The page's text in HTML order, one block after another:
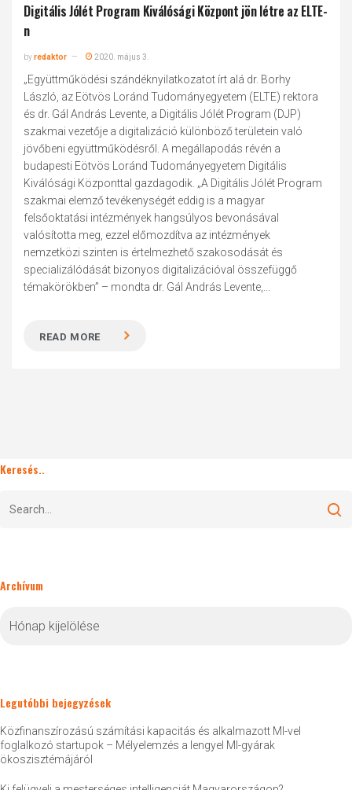
Digitális Jólét Program Kiválósági Központ jön létre az ELTE-
n
byredaktor 2020. május 3.
„Együttműködési szándéknyilatkozatot írt alá dr. Borhy
László, az Eötvös Loránd Tudományegyetem (ELTE) rektora
és dr. Gál András Levente, a Digitális Jólét Program (DJP)
szakmai vezetője a digitalizáció különböző területein való
jövőbeni együttműködésről. A megállapodás révén a
budapesti Eötvös Loránd Tudományegyetem Digitális
Kiválósági Központtal gazdagodik. „A Digitális Jólét Program
szakmai elemző tevékenységét eddig is a magyar
felsőoktatási intézmények hangsúlyos bevonásával
valósította meg, ezzel előmozdítva az intézmények
nemzetközi szinten is értelmezhető szakosodását és
specializálódását bizonyos digitalizációval összefüggő
témakörökben” – mondta dr. Gál András Levente,...
READ MORE
Keresés..
Archívum
Legutóbbi bejegyzések
Közfinanszírozású számítási kapacitás és alkalmazott MI-vel
foglalkozó startupok – Mélyelemzés a lengyel MI-gyárak
ökoszisztémájáról